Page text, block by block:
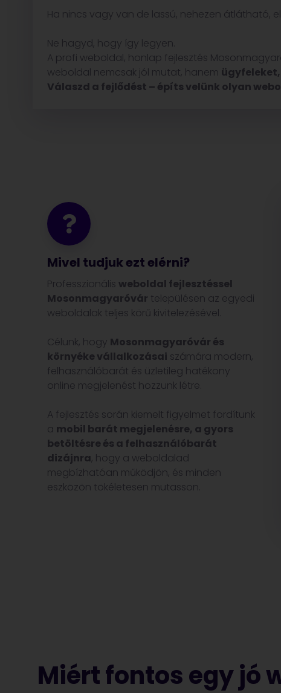
Ha nincs vagy van de lassú, nehezen átlátható,
Ne hagyd, hogy így legyen.
A profi weboldal, honlap fejlesztés
weboldal nemcsak jól mutat, hanem
Válaszd a fejlődést – építs velünk olyan
Mivel tudjuk ezt elérni?
Professzionális weboldal fejlesztéssel
Mosonmagyaróvár településen az egyedi
weboldalak teljes körű kivitelezésével.
Célunk, hogy Mosonmagyaróvár és
környéke vállalkozásai számára modern,
felhasználóbarát és üzletileg hatékony
online megjelenést hozzunk létre.
A fejlesztés során kiemelt figyelmet fordítunk
a mobil barát megjelenésre, a gyors
betöltésre és a felhasználóbarát
dizájnra, hogy a weboldalad
megbízhatóan működjön, és minden
eszközön tökéletesen mutasson.
Miért fontos egy jó